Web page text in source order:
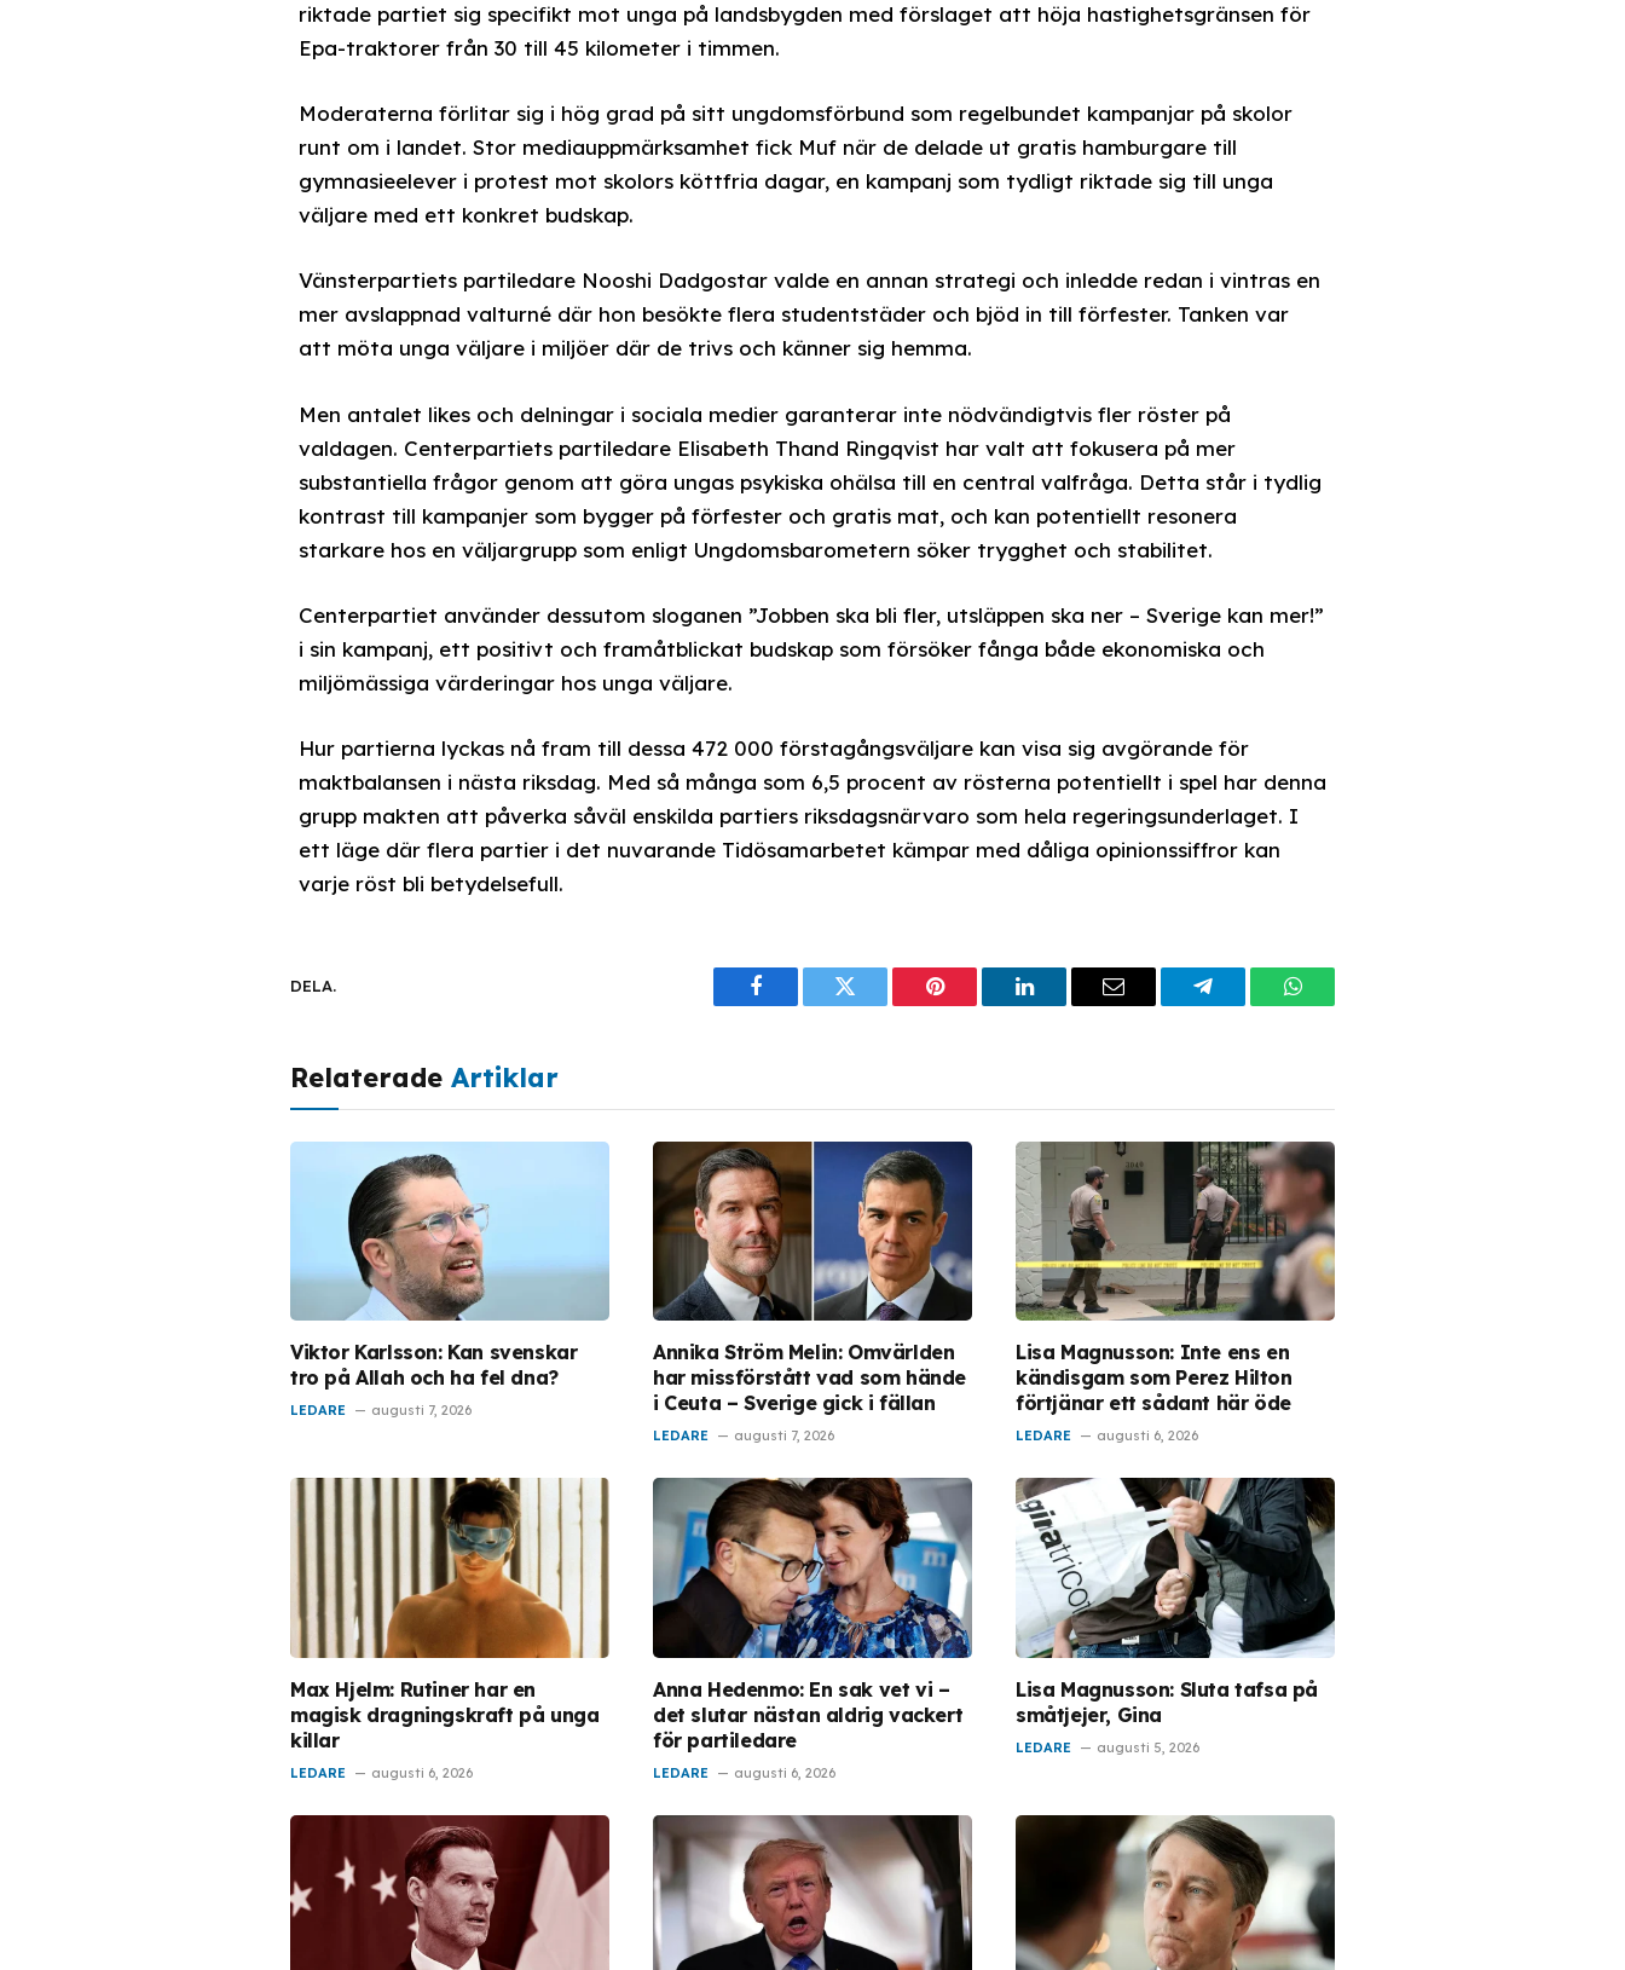
riktade partiet sig specifikt mot unga på landsbygden med förslaget att höja hastighetsgränsen för
Epa-traktorer från 30 till 45 kilometer i timmen.
Moderaterna förlitar sig i hög grad på sitt ungdomsförbund som regelbundet kampanjar på skolor
runt om i landet. Stor mediauppmärksamhet fick Muf när de delade ut gratis hamburgare till
gymnasieelever i protest mot skolors köttfria dagar, en kampanj som tydligt riktade sig till unga
väljare med ett konkret budskap.
Vänsterpartiets partiledare Nooshi Dadgostar valde en annan strategi och inledde redan i vintras en
mer avslappnad valturné där hon besökte flera studentstäder och bjöd in till förfester. Tanken var
att möta unga väljare i miljöer där de trivs och känner sig hemma.
Men antalet likes och delningar i sociala medier garanterar inte nödvändigtvis fler röster på
valdagen. Centerpartiets partiledare Elisabeth Thand Ringqvist har valt att fokusera på mer
substantiella frågor genom att göra ungas psykiska ohälsa till en central valfråga. Detta står i tydlig
kontrast till kampanjer som bygger på förfester och gratis mat, och kan potentiellt resonera
starkare hos en väljargrupp som enligt Ungdomsbarometern söker trygghet och stabilitet.
Centerpartiet använder dessutom sloganen ”Jobben ska bli fler, utsläppen ska ner – Sverige kan mer!”
i sin kampanj, ett positivt och framåtblickat budskap som försöker fånga både ekonomiska och
miljömässiga värderingar hos unga väljare.
Hur partierna lyckas nå fram till dessa 472 000 förstagångsväljare kan visa sig avgörande för
maktbalansen i nästa riksdag. Med så många som 6,5 procent av rösterna potentiellt i spel har denna
grupp makten att påverka såväl enskilda partiers riksdagsnärvaro som hela regeringsunderlaget. I
ett läge där flera partier i det nuvarande Tidösamarbetet kämpar med dåliga opinionssiffror kan
varje röst bli betydelsefull.
DELA.
FacebookTwitter PinterestLinkedInEmail TelegramWhatsApp
Relaterade Artiklar
Viktor Karlsson: Kan svenskar
tro på Allah och ha fel dna?
LEDARE augusti 7, 2026
Annika Ström Melin: Omvärlden
har missförstått vad som hände
i Ceuta – Sverige gick i fällan
LEDARE augusti 7, 2026
Lisa Magnusson: Inte ens en
kändisgam som Perez Hilton
förtjänar ett sådant här öde
LEDARE augusti 6, 2026
Max Hjelm: Rutiner har en
magisk dragningskraft på unga
killar
LEDARE augusti 6, 2026
Anna Hedenmo: En sak vet vi –
det slutar nästan aldrig vackert
för partiledare
LEDARE augusti 6, 2026
Lisa Magnusson: Sluta tafsa på
småtjejer, Gina
LEDARE augusti 5, 2026